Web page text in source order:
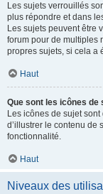
Les sujets verrouillés
plus répondre et dans
Les sujets peuvent être
forum pour de multiples
propres sujets, si cela a
Haut
Que sont les icônes de
Les icônes de sujet
d’illustrer le contenu de
fonctionnalité.
Haut
Niveaux des